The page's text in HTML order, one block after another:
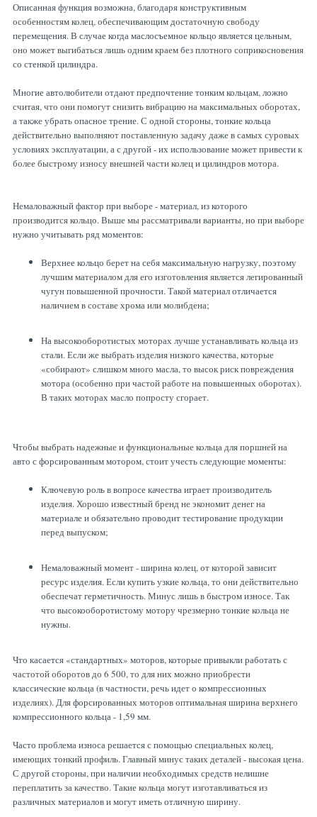
Описанная функция возможна, благодаря конструктивным
особенностям колец, обеспечивающим достаточную свободу
перемещения. В случае когда маслосъемное кольцо является цельным,
оно может выгибаться лишь одним краем без плотного соприкосновения
со стенкой цилиндра.
Многие автолюбители отдают предпочтение тонким кольцам, ложно
считая, что они помогут снизить вибрацию на максимальных оборотах,
а также убрать опасное трение. С одной стороны, тонкие кольца
действительно выполняют поставленную задачу даже в самых суровых
условиях эксплуатации, а с другой - их использование может привести к
более быстрому износу внешней части колец и цилиндров мотора.
Немаловажный фактор при выборе - материал, из которого
производится кольцо. Выше мы рассматривали варианты, но при выборе
нужно учитывать ряд моментов:
Верхнее кольцо берет на себя максимальную нагрузку, поэтому
лучшим материалом для его изготовления является легированный
чугун повышенной прочности. Такой материал отличается
наличием в составе хрома или молибдена;
На высокооборотистых моторах лучше устанавливать кольца из
стали. Если же выбрать изделия низкого качества, которые
«собирают» слишком много масла, то высок риск повреждения
мотора (особенно при частой работе на повышенных оборотах).
В таких моторах масло попросту сгорает.
Чтобы выбрать надежные и функциональные кольца для поршней на
авто с форсированным мотором, стоит учесть следующие моменты:
Ключевую роль в вопросе качества играет производитель
изделия. Хорошо известный бренд не экономит денег на
материале и обязательно проводит тестирование продукции
перед выпуском;
Немаловажный момент - ширина колец, от которой зависит
ресурс изделия. Если купить узкие кольца, то они действительно
обеспечат герметичность. Минус лишь в быстром износе. Так
что высокооборотистому мотору чрезмерно тонкие кольца не
нужны.
Что касается «стандартных» моторов, которые привыкли работать с
частотой оборотов до 6 500, то для них можно приобрести
классические кольца (в частности, речь идет о компрессионных
изделиях). Для форсированных моторов оптимальная ширина верхнего
компрессионного кольца - 1,59 мм.
Часто проблема износа решается с помощью специальных колец,
имеющих тонкий профиль. Главный минус таких деталей - высокая цена.
С другой стороны, при наличии необходимых средств нелишне
переплатить за качество. Такие кольца могут изготавливаться из
различных материалов и могут иметь отличную ширину.